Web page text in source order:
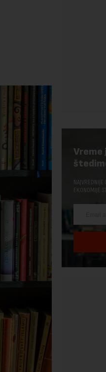
Vreme
NAJVREDNIJE
EKONOMIJE